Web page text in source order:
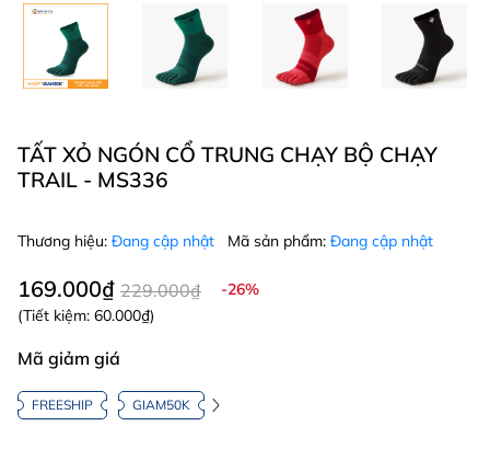
TẤT XỎ NGÓN CỔ TRUNG CHẠY BỘ CHẠY
TRAIL - MS336
Thương hiệu: Đang cập nhật Mã sản phẩm: Đang cập nhật
169.000₫ 229.000₫
-26%
(Tiết kiệm: 60.000₫)
Mã giảm giá
FREESHIP GIAM50K